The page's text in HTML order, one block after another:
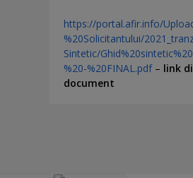
https://portal.afir.info/
%20Solicitantului/
Sintetic/
%20-%20FINAL.pdf– link
document